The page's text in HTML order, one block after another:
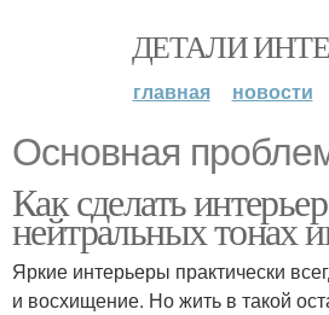
ДЕТАЛИ
главная новости
Основная
Как сделать
нейтральных тонах
Яркие интерьеры практически
и восхищение. Но жить в такой